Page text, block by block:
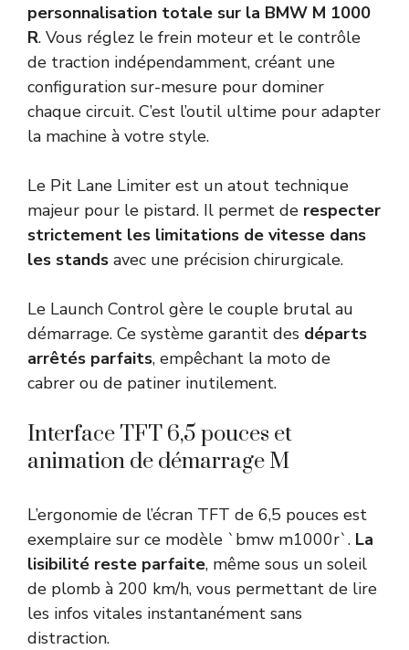
personnalisation totale sur la BMW M 1000
R. Vous réglez le frein moteur et le contrôle
de traction indépendamment, créant une
configuration sur-mesure pour dominer
chaque circuit. C’est l’outil ultime pour adapter
la machine à votre style.
Le Pit Lane Limiter est un atout technique
majeur pour le pistard. Il permet de respecter
strictement les limitations de vitesse dans
les stands avec une précision chirurgicale.
Le Launch Control gère le couple brutal au
démarrage. Ce système garantit des départs
arrêtés parfaits, empêchant la moto de
cabrer ou de patiner inutilement.
Interface TFT 6,5 pouces et
animation de démarrage M
L’ergonomie de l’écran TFT de 6,5 pouces est
exemplaire sur ce modèle `bmw m1000r`. La
lisibilité reste parfaite, même sous un soleil
de plomb à 200 km/h, vous permettant de lire
les infos vitales instantanément sans
distraction.